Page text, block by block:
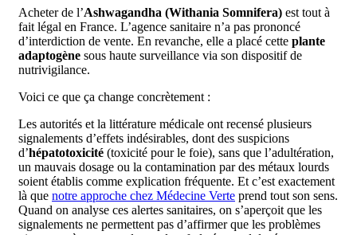
Acheter de l’Ashwagandha (Withania Somnifera) est tout à
fait légal en France. L’agence sanitaire n’a pas prononcé
d’interdiction de vente. En revanche, elle a placé cette plante
adaptogène sous haute surveillance via son dispositif de
nutrivigilance.
Voici ce que ça change concrètement :
Les autorités et la littérature médicale ont recensé plusieurs
signalements d’effets indésirables, dont des suspicions
d’hépatotoxicité (toxicité pour le foie), sans que l’adultération,
un mauvais dosage ou la contamination par des métaux lourds
soient établis comme explication fréquente. Et c’est exactement
là que notre approche chez Médecine Verte prend tout son sens.
Quand on analyse ces alertes sanitaires, on s’aperçoit que les
signalements ne permettent pas d’affirmer que les problèmes